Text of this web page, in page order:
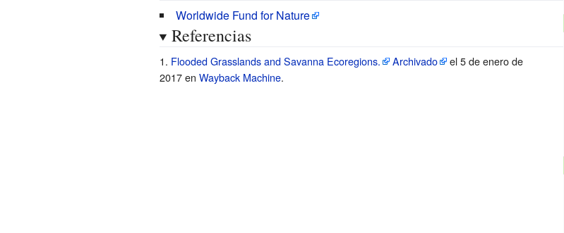
Worldwide Fund for Nature
Referencias
Flooded Grasslands and Savanna Ecoregions. Archivado
el 5 de enero de
2017 en Wayback Machine.